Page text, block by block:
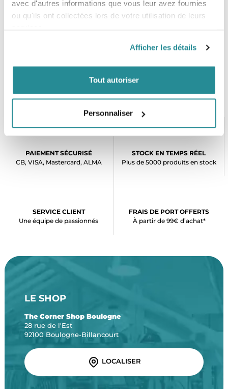
avec d'autres informations que vous leur avez fournies
ou qu'ils ont collectées lors de votre utilisation de leurs
Afficher les détails
Tout autoriser
Personnaliser
Allongée, courte, plus ou moins large : comment la choisir
sans faire d’erreur ? Comme pour n’importe quelle planche
Notez que plus la planche est courte, plus elle est vive et
maniable. Attention, si vous débutez !
PAIEMENT SÉCURISÉ
CB, VISA, Mastercard, ALMA
STOCK EN TEMPS RÉEL
Plus de 5000 produits en stock
SERVICE CLIENT
Une équipe de passionnés
FRAIS DE PORT OFFERTS
À partir de 99€ d’achat*
LE SHOP
The Corner Shop Boulogne
28 rue de l'Est
92100 Boulogne-Billancourt
LOCALISER